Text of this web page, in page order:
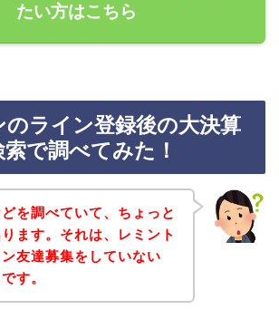
たい方はこちら
のライン登録後の大決算
で調べてみた！
を調べていて、ちょっと
ます。それは、レミント
友達募集をしていない
す。